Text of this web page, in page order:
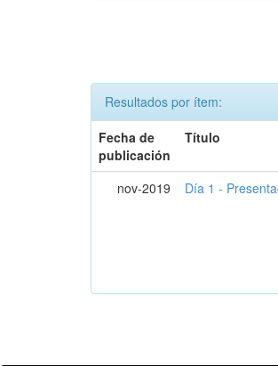
Resultados por ítem:
Fecha de
publicación
Título
nov-2019 Día 1 -